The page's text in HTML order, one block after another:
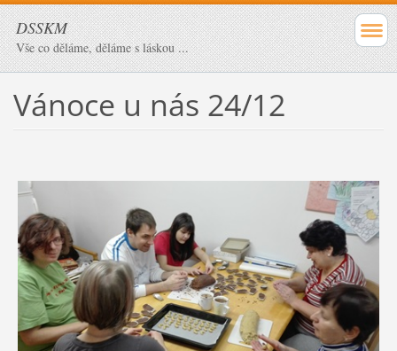
DSSKM
Vše co děláme, děláme s láskou ...
Vánoce u nás 24/12